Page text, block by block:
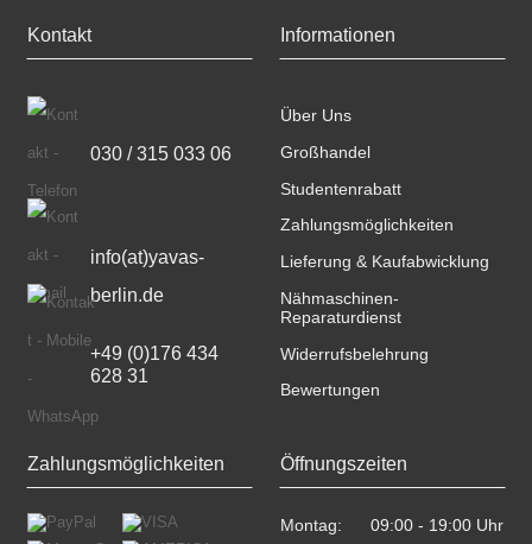
Kontakt
030 / 315 033 06
info(at)yavas-
berlin.de
+49 (0)176 434
628 31
Informationen
Über Uns
Großhandel
Studentenrabatt
Zahlungsmöglichkeiten
Lieferung & Kaufabwicklung
Nähmaschinen-
Reparaturdienst
Widerrufsbelehrung
Bewertungen
Zahlungsmöglichkeiten Öffnungszeiten
Montag: